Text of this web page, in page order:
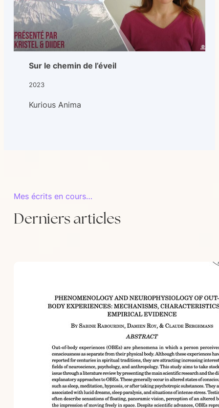
Sur le chemin de l’éveil
2023
Kurious Anima
Mes écrits en cours…
Derniers articles